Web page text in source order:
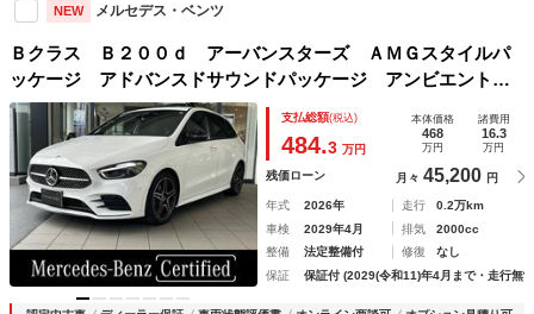
NEW メルセデス・ベンツ
Ｂクラス Ｂ２００ｄ アーバンスターズ ＡＭＧスタイルパ
ッケージ アドバンスドサウンドパッケージ アンビエントラ
イト ナイトパッケージ スポーツシート フルセグ レザー
ＡＲＴＩＣＯ リアカメラ ブラインドアシストスポット
アクティブレーン
支払総額(税込)
484.3 万円
本体価格
468
万円
諸費用
16.3
万円
残価ローン 月々 45,200 円
年式 2026年 走行
0.2万km
車検
2029年4月 排気
2000cc
整備
法定整備付 修復
なし
保証
保証付 (2029(令和11)年4月まで・走行無